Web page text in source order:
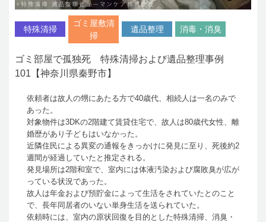
特殊清掃
ゴミ屋敷清
掃
遺品整理 消毒・消臭
ゴミ部屋で孤独死 特殊清掃および遺品整理事例
101【神奈川県秦野市】
依頼者は故人の甥にあたる方で40歳代、相続人は一名のみで
あった。
対象物件は3DKの2階建て賃貸住宅で、故人は80歳代女性、離
婚歴があり子どもはいなかった。
近隣住民による異変の通報をきっかけに発見に至り、死後約2
週間が経過していたと推定される。
発見場所は2階和室で、室内には体液汚染および腐敗臭が広が
っている状況であった。
故人は年金および預貯金によって生活をされていたとのこと
で、長年同居者のいない単身生活を送られていた。
依頼時には、室内の原状回復を目的とした特殊清掃、消臭・